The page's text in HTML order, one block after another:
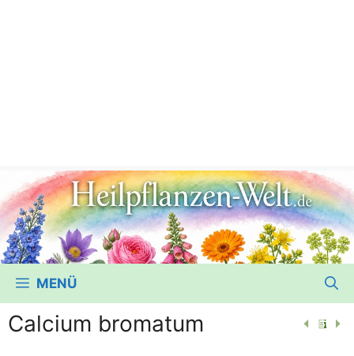
MENÜ
Calcium bromatum